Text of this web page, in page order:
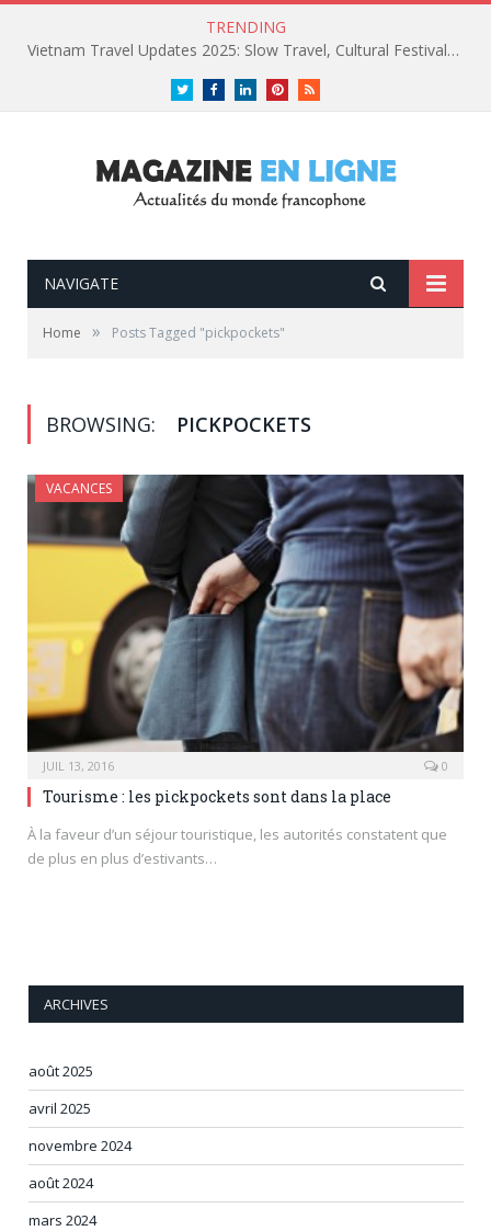
TRENDING
Vietnam Travel Updates 2025: Slow Travel, Cultural Festivals, and Luxury Retreats
TwitterFacebookLinkedInPinterestRSS
NAVIGATE
Home » Posts Tagged "pickpockets"
BROWSING: PICKPOCKETS
VACANCES
JUIL 13, 2016 0
Tourisme : les pickpockets sont dans la place
À la faveur d’un séjour touristique, les autorités constatent que
de plus en plus d’estivants…
ARCHIVES
août 2025
avril 2025
novembre 2024
août 2024
mars 2024